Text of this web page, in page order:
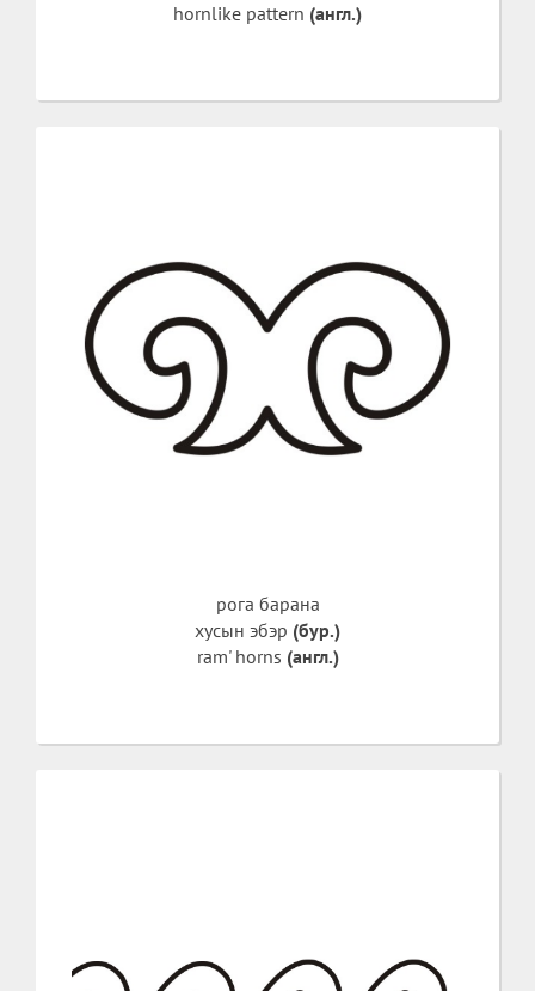
hornlike pattern (англ.)
рога барана
хусын эбэр (бур.)
ram' horns (англ.)